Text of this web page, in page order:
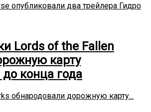
опубликовали два трейлера Гидро
Lords of the Fallen
карту
конца года
обнародовали дорожную карту...